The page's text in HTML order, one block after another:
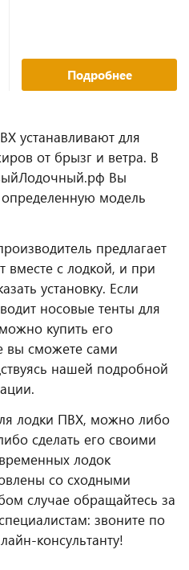
Подробнее
устанавливают для
от брызг и ветра. В
Вы
определенную модель
предлагает
вместе с лодкой, и при
установку. Если
носовые тенты для
купить его
вы сможете сами
нашей подробной
лодки ПВХ, можно либо
сделать его своими
лодок
со сходными
случае обращайтесь за
звоните по
консультанту!